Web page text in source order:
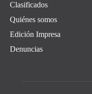
Clasificados
Quiénes somos
Edición Impresa
Denuncias